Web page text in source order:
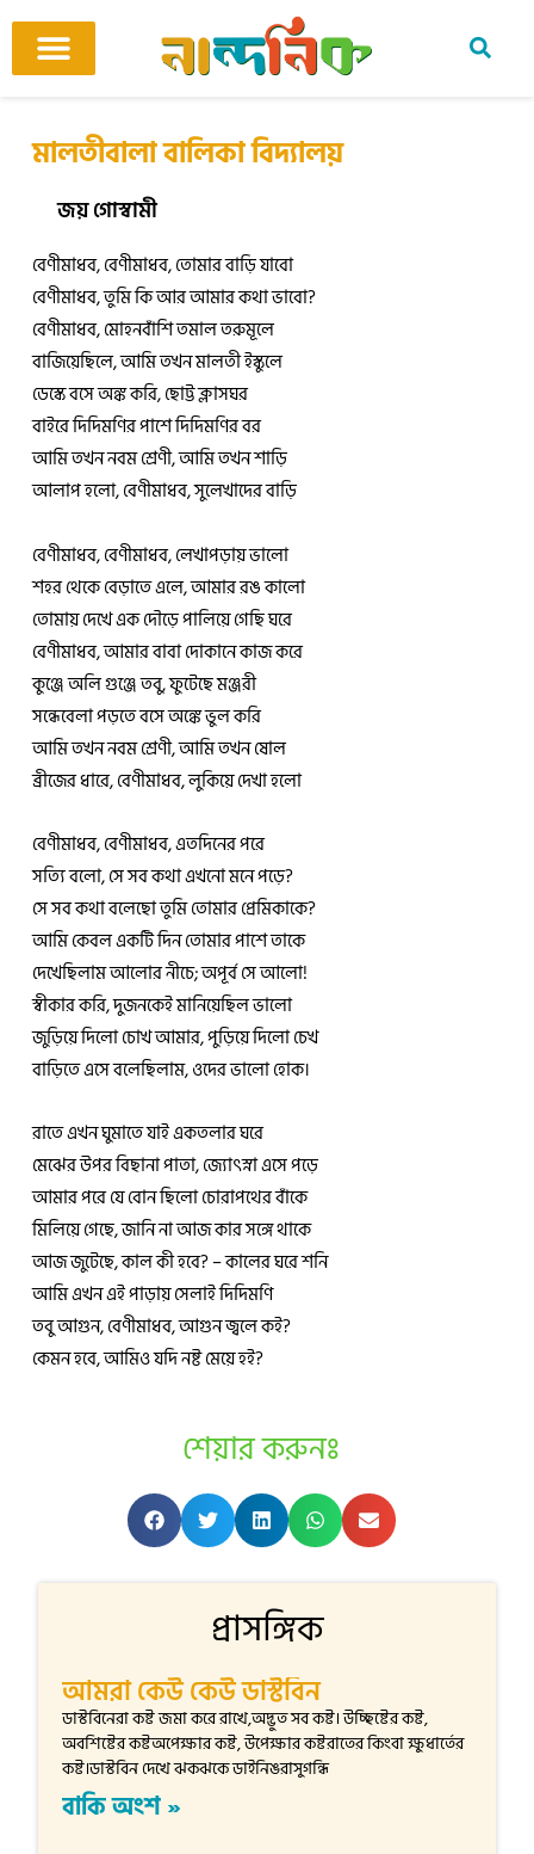
content
মালতীবালা বালিকা বিদ্যালয়
জয় গোস্বামী
বেণীমাধব, বেণীমাধব, তোমার বাড়ি যাবো
বেণীমাধব, তুমি কি আর আমার কথা ভাবো?
বেণীমাধব, মোহনবাঁশি তমাল তরুমূলে
বাজিয়েছিলে, আমি তখন মালতী ইস্কুলে
ডেস্কে বসে অঙ্ক করি, ছোট্ট ক্লাসঘর
বাইরে দিদিমণির পাশে দিদিমণির বর
আমি তখন নবম শ্রেণী, আমি তখন শাড়ি
আলাপ হলো, বেণীমাধব, সুলেখাদের বাড়ি
বেণীমাধব, বেণীমাধব, লেখাপড়ায় ভালো
শহর থেকে বেড়াতে এলে, আমার রঙ কালো
তোমায় দেখে এক দৌড়ে পালিয়ে গেছি ঘরে
বেণীমাধব, আমার বাবা দোকানে কাজ করে
কুঞ্জে অলি গুঞ্জে তবু, ফুটেছে মঞ্জরী
সন্ধেবেলা পড়তে বসে অঙ্কে ভুল করি
আমি তখন নবম শ্রেণী, আমি তখন ষোল
ব্রীজের ধারে, বেণীমাধব, লুকিয়ে দেখা হলো
বেণীমাধব, বেণীমাধব, এতদিনের পরে
সত্যি বলো, সে সব কথা এখনো মনে পড়ে?
সে সব কথা বলেছো তুমি তোমার প্রেমিকাকে?
আমি কেবল একটি দিন তোমার পাশে তাকে
দেখেছিলাম আলোর নীচে; অপূর্ব সে আলো!
স্বীকার করি, দুজনকেই মানিয়েছিল ভালো
জুড়িয়ে দিলো চোখ আমার, পুড়িয়ে দিলো চেখ
বাড়িতে এসে বলেছিলাম, ওদের ভালো হোক।
রাতে এখন ঘুমাতে যাই একতলার ঘরে
মেঝের উপর বিছানা পাতা, জ্যো‍‍‌ৎস্না এসে পড়ে
আমার পরে যে বোন ছিলো চোরাপথের বাঁকে
মিলিয়ে গেছে, জানি না আজ কার সঙ্গে থাকে
আজ জুটেছে, কাল কী হবে? – কালের ঘরে শনি
আমি এখন এই পাড়ায় সেলাই দিদিমণি
তবু আগুন, বেণীমাধব, আগুন জ্বলে কই?
কেমন হবে, আমিও যদি নষ্ট মেয়ে হই?
শেয়ার করুনঃ
প্রাসঙ্গিক
আমরা কেউ কেউ ডাস্টবিন
ডাস্টবিনেরা কষ্ট জমা করে রাখে,অদ্ভুত সব কষ্ট। উচ্ছিষ্টের কষ্ট,
অবশিষ্টের কষ্টঅপেক্ষার কষ্ট, উপেক্ষার কষ্টরাতের কিংবা ক্ষুধার্তের
কষ্ট।ডাস্টবিন দেখে ঝকঝকে ডাইনিঙরাসুগন্ধি
বাকি অংশ »